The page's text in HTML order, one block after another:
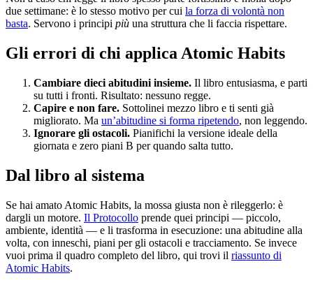
due settimane: è lo stesso motivo per cui la forza di volontà non
basta. Servono i principi più una struttura che li faccia rispettare.
Gli errori di chi applica Atomic Habits
Cambiare dieci abitudini insieme. Il libro entusiasma, e parti
su tutti i fronti. Risultato: nessuno regge.
Capire e non fare. Sottolinei mezzo libro e ti senti già
migliorato. Ma un’abitudine si forma ripetendo, non leggendo.
Ignorare gli ostacoli. Pianifichi la versione ideale della
giornata e zero piani B per quando salta tutto.
Dal libro al sistema
Se hai amato Atomic Habits, la mossa giusta non è rileggerlo: è
dargli un motore. Il Protocollo prende quei principi — piccolo,
ambiente, identità — e li trasforma in esecuzione: una abitudine alla
volta, con inneschi, piani per gli ostacoli e tracciamento. Se invece
vuoi prima il quadro completo del libro, qui trovi il riassunto di
Atomic Habits.